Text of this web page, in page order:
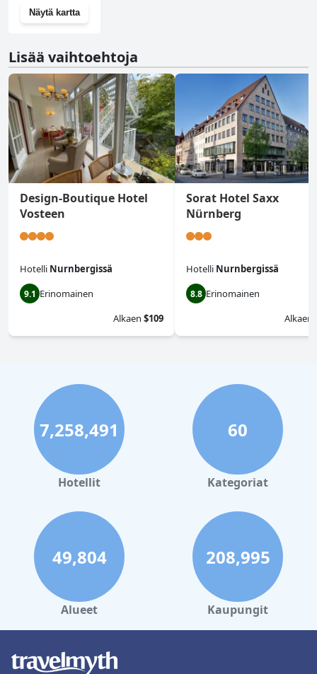
Näytä kartta
Lisää vaihtoehtoja
Design-Boutique Hotel
Vosteen
Hotelli Nurnbergissä
9.1 Erinomainen
Alkaen $109
Sorat Hotel Saxx
Nürnberg
Hotelli Nurnbergissä
8.8 Erinomainen
Alkaen
7,258,491
Hotellit
60
Kategoriat
49,804
Alueet
208,995
Kaupungit